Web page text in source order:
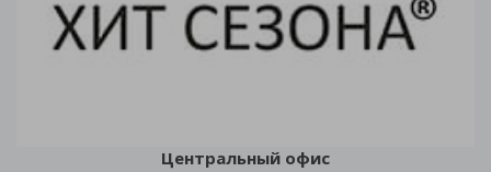
Центральный офис